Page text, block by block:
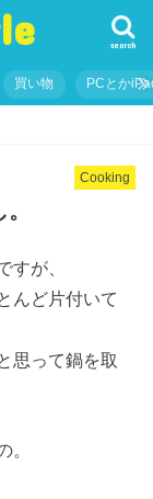
search
買い物 PCとか
Cooking
すが、
んど片付いて
思って鍋を取
。